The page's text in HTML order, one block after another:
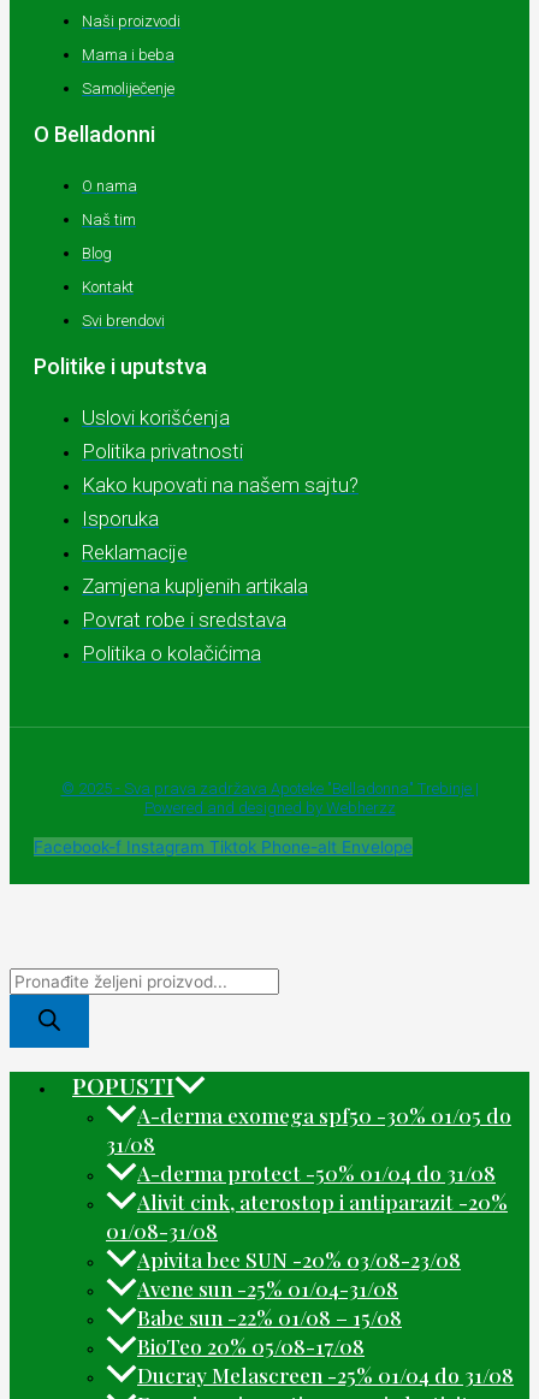
Naši proizvodi
Mama i beba
Samoliječenje
O Belladonni
O nama
Naš tim
Blog
Kontakt
Svi brendovi
Politike i uputstva
Uslovi korišćenja
Politika privatnosti
Kako kupovati na našem sajtu?
Isporuka
Reklamacije
Zamjena kupljenih artikala
Povrat robe i sredstava
Politika o kolačićima
© 2025 - Sva prava zadržava Apoteke "Belladonna" Trebinje |
Powered and designed by Webherzz
Facebook-f Instagram Tiktok Phone-alt Envelope
POPUSTI
A-derma exomega spf50 -30% 01/05 do
31/08
A-derma protect -50% 01/04 do 31/08
Alivit cink, aterostop i antiparazit -20%
01/08-31/08
Apivita bee SUN -20% 03/08-23/08
Avene sun -25% 01/04-31/08
Babe sun -22% 01/08 – 15/08
BioTeo 20% 05/08-17/08
Ducray Melascreen -25% 01/04 do 31/08